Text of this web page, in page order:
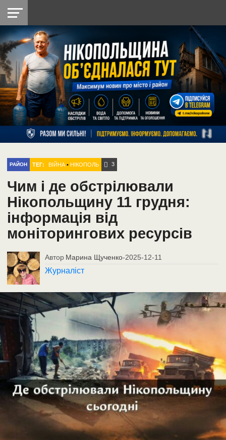
НІКОПОЛЬ
РАЙОН
СІЧЕСЛАВСЬКА
УКРАЇНА
РЕТРО
НІКОПОЛЬ
ЛАЙТ
УКРАЇНА
ДОПОМОГА
РАДІО
РАЙОН ТЕГ: ВІЙНА •НІКОПОЛЬ 3
Чим і де обстрілювали
Нікопольщину 11 грудня:
інформація від
моніторингових ресурсів
Автор Марина Щученко-2025-12-11
Журналіст